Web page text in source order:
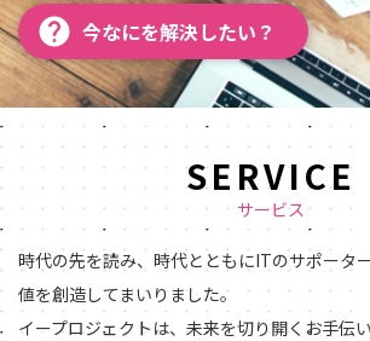
今なにを解決したい？
SERVICE
サービス
時代の先を読み、時代とともにITのサポータ
値を創造してまいりました。
イープロジェクトは、未来を切り開くお手伝い